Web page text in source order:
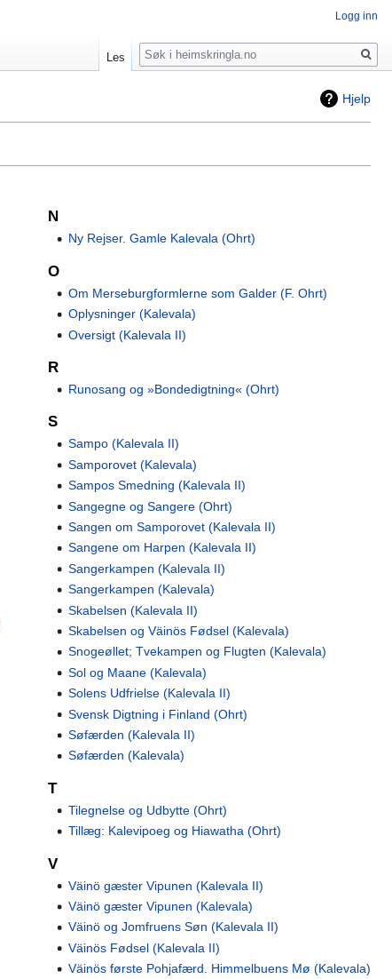
Hjelp
N
Ny Rejser. Gamle Kalevala (Ohrt)
O
Om Merseburgformlerne som Galder (F. Ohrt)
Oplysninger (Kalevala)
Oversigt (Kalevala II)
R
Runosang og »Bondedigtning« (Ohrt)
S
Sampo (Kalevala II)
Samporovet (Kalevala)
Sampos Smedning (Kalevala II)
Sangegne og Sangere (Ohrt)
Sangen om Samporovet (Kalevala II)
Sangene om Harpen (Kalevala II)
Sangerkampen (Kalevala II)
Sangerkampen (Kalevala)
Skabelsen (Kalevala II)
Skabelsen og Väinös Fødsel (Kalevala)
Snogeøllet; Tvekampen og Flugten (Kalevala)
Sol og Maane (Kalevala)
Solens Udfrielse (Kalevala II)
Svensk Digtning i Finland (Ohrt)
Søfærden (Kalevala II)
Søfærden (Kalevala)
T
Tilegnelse og Udbytte (Ohrt)
Tillæg: Kalevipoeg og Hiawatha (Ohrt)
V
Väinö gæster Vipunen (Kalevala II)
Väinö gæster Vipunen (Kalevala)
Väinö og Jomfruens Søn (Kalevala II)
Väinös Fødsel (Kalevala II)
Väinös første Pohjafærd. Himmelbuens Mø (Kalevala)
Logg inn
Les
Søk